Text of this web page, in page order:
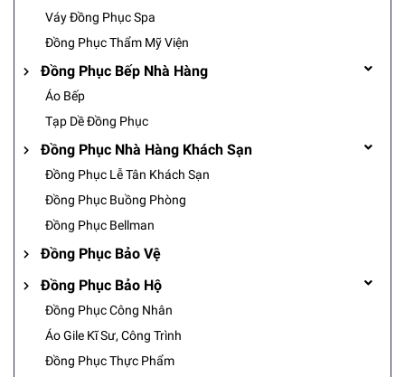
Váy Đồng Phục Spa
Đồng Phục Thẩm Mỹ Viện
Đồng Phục Bếp Nhà Hàng
Áo Bếp
Tạp Dề Đồng Phục
Đồng Phục Nhà Hàng Khách Sạn
Đồng Phục Lễ Tân Khách Sạn
Đồng Phục Buồng Phòng
Đồng Phục Bellman
Đồng Phục Bảo Vệ
Đồng Phục Bảo Hộ
Đồng Phục Công Nhân
Áo Gile Kĩ Sư, Công Trình
Đồng Phục Thực Phẩm